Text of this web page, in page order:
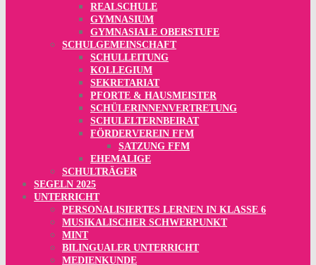
REALSCHULE
GYMNASIUM
GYMNASIALE OBERSTUFE
SCHULGEMEINSCHAFT
SCHULLEITUNG
KOLLEGIUM
SEKRETARIAT
PFORTE & HAUSMEISTER
SCHÜLERINNENVERTRETUNG
SCHULELTERNBEIRAT
FÖRDERVEREIN FFM
SATZUNG FFM
EHEMALIGE
SCHULTRÄGER
SEGELN 2025
UNTERRICHT
PERSONALISIERTES LERNEN IN KLASSE 6
MUSIKALISCHER SCHWERPUNKT
MINT
BILINGUALER UNTERRICHT
MEDIENKUNDE